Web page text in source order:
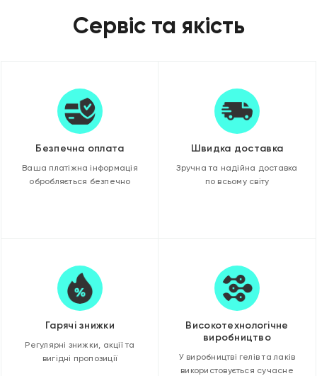
Сервіс та якість
Безпечна оплата
Ваша платіжна інформація
обробляється безпечно
Швидка доставка
Зручна та надійна доставка
по всьому світу
Гарячі знижки
Регулярні знижки, акції та
вигідні пропозиції
Високотехнологічне
виробництво
У виробництві гелів та лаків
використовується сучасне